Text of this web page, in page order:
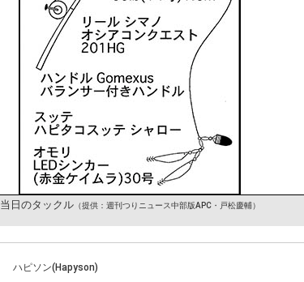
当日のタックル（提供：週刊つりニュース中部版APC・戸松慶輔）
ハピソン(Hapyson)